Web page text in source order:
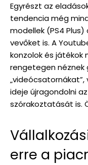
Egyrészt az
tendencia még
modellek (PS4
vevőket is. A
konzolok és játékok
rengetegen
ideje újragondolni
szórakoztatását is.
erre a